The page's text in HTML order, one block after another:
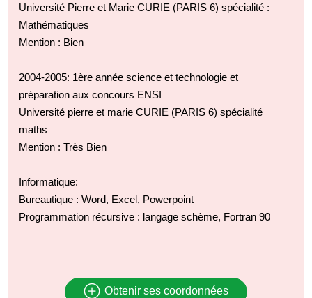
Université Pierre et Marie CURIE (PARIS 6) spécialité :
Mathématiques
Mention : Bien
2004-2005: 1ère année science et technologie et
préparation aux concours ENSI
Université pierre et marie CURIE (PARIS 6) spécialité
maths
Mention : Très Bien
Informatique:
Bureautique : Word, Excel, Powerpoint
Programmation récursive : langage schème, Fortran 90
Obtenir ses coordonnées